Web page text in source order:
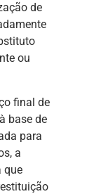
de
ou
final de
base de
para
a
que